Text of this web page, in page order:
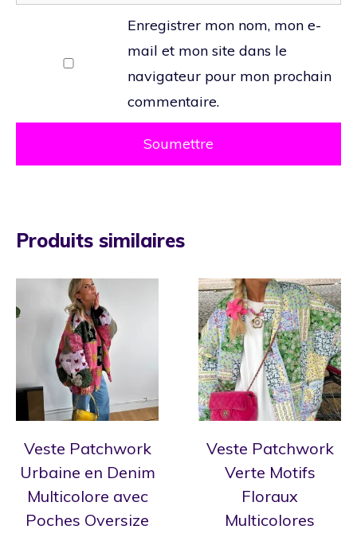
Enregistrer mon nom, mon e-
mail et mon site dans le
navigateur pour mon prochain
commentaire.
Produits similaires
Veste Patchwork
Urbaine en Denim
Multicolore avec
Poches Oversize
Veste Patchwork
Verte Motifs
Floraux
Multicolores